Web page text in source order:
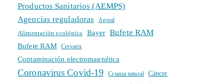
Productos Sanitarios (AEMPS)
Agencias reguladoras
Agreal
Alimentación ecológica Bayer Bufete RAM
Bufete RAM Cervarix
Contaminación electromagnética
Coronavirus Covid-19 Crianza natural Cáncer